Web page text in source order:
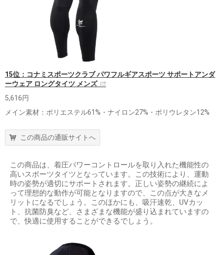
15位：コナミスポーツクラブ パワフルギアスポーツ サポートアンダ
ーウェア ロングタイツ メンズ
5,616円
メイン素材：ポリエステル61%・ナイロン27%・ポリウレタン12%
この商品の通販サイトへ
この商品は、着圧パワーコントロールを取り入れた機能性の
高いスポーツタイツとなっています。この技術により、運動
時の姿勢が適切にサポートされます。正しい姿勢の継続によ
って理想的な動作が可能となりますので、この点が大きなメ
リットになるでしょう。このほかにも、吸汗速乾、UVカッ
ト、抗菌防臭など、さまざまな機能が盛り込まれていますの
で、快適に使用することができるでしょう。